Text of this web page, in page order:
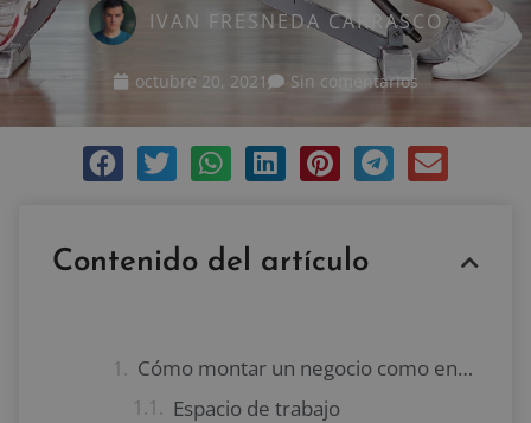
IVAN FRESNEDA CARRASCO
octubre 20, 2021 Sin comentarios
Contenido del artículo
Cómo montar un negocio como entrenador personal
Espacio de trabajo